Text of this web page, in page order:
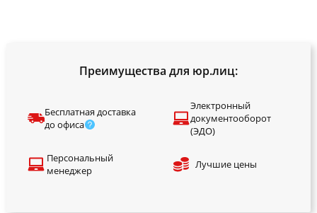
Преимущества для юр.лиц:
Бесплатная доставка
до офиса
Электронный
документооборот
(ЭДО)
Персональный
менеджер
Лучшие цены